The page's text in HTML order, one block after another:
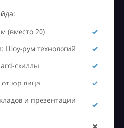
(вместо 20)
Шоу-рум технологий
скиллы
от юр.лица
и презентации